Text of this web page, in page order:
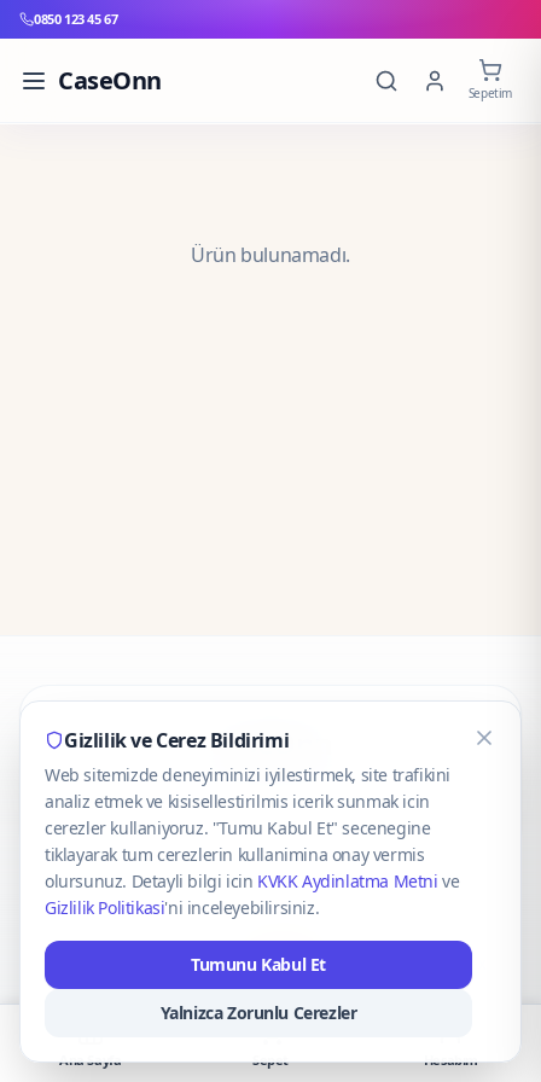
0850 123 45 67
CaseOnn Sepetim
Ürün bulunamadı.
CaseOnn
© 2025 CaseOnn. Tüm hakları saklıdır.
VISA Mastercard
Gizlilik ve Cerez Bildirimi
Web sitemizde deneyiminizi iyilestirmek, site trafikini
analiz etmek ve kisisellestirilmis icerik sunmak icin
cerezler kullaniyoruz. "Tumu Kabul Et" secenegine
tiklayarak tum cerezlerin kullanimina onay vermis
olursunuz. Detayli bilgi icin KVKK Aydinlatma Metni ve
Gizlilik Politikasi'ni inceleyebilirsiniz.
Tumunu Kabul Et
Yalnizca Zorunlu Cerezler
Ana Sayfa Sepet Hesabım